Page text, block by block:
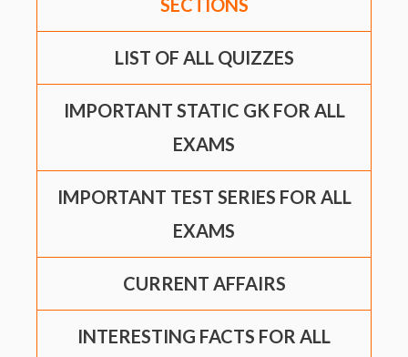
LIST OF ALL QUIZZES
IMPORTANT STATIC GK FOR ALL
EXAMS
IMPORTANT TEST SERIES FOR ALL
EXAMS
CURRENT AFFAIRS
INTERESTING FACTS FOR ALL